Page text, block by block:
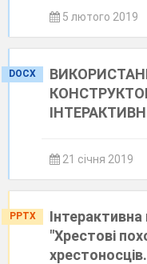
5 лютого 2019
DOCX
21 січня 2019
PPTX
"Хрестові